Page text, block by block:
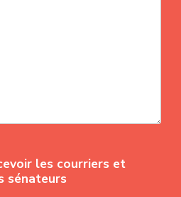
les courriers et
sénateurs